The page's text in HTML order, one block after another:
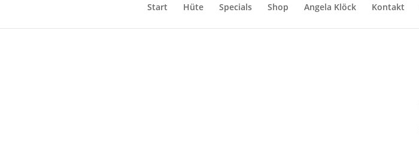
Start Hüte Specials Shop Angela Klöck Kontakt
Wollfilzkappen/ Leiterkappe